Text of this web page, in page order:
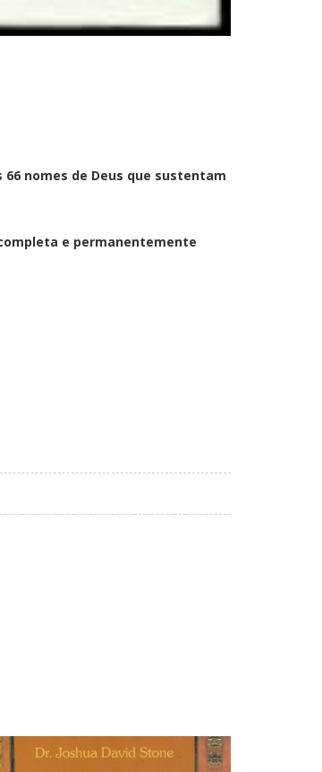
nomes de Deus que sustentam
e permanentemente